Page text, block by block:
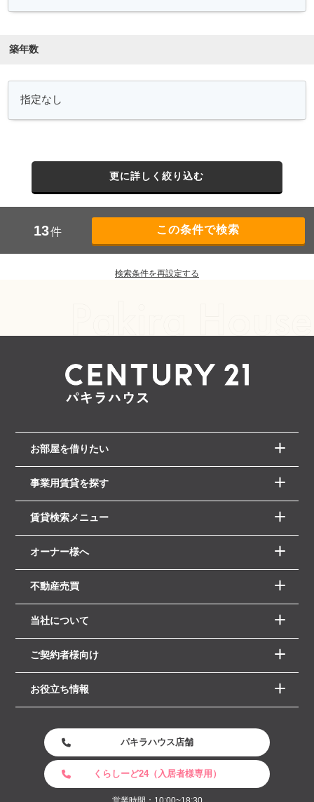
築年数
更に詳しく絞り込む
13件
検索条件を再設定する
お部屋を借りたい
事業用賃貸を探す
賃貸検索メニュー
オーナー様へ
不動産売買
当社について
ご契約者様向け
お役立ち情報
パキラハウス店舗
くらしーど24（入居者様専用）